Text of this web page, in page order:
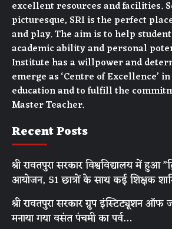
excellent resources and facilities.
picturesque, SRI is the perfect
and play. The aim is to help
academic ability and personal
Institute has a willpower and
emerge as ‘Centre of Excellence’
education and to fulfill the
Master Teacher.
Recent Posts
श्री रावतपुरा सरकार विश्वविद्यालय में हुआ
आयोजन, 51 छात्रों के साथ कई शिक्षक
श्री रावतपुरा सरकार ग्रुप इंस्टिट्यूशन ऑफ
मनाया गया वसंत पंचमी का पर्व…